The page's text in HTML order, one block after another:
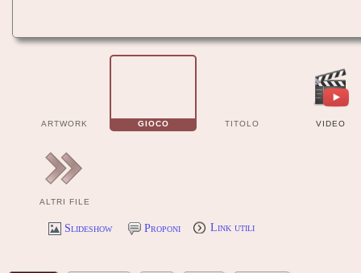
ARTWORK GIOCO TITOLO VIDEO
ALTRI FILE
Slideshow Proponi Link utili